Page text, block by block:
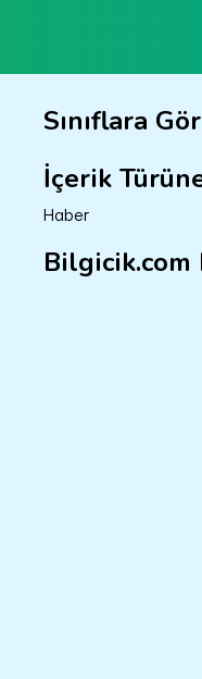
Sınıflara
İçerik
Haber
Bilgicik.com